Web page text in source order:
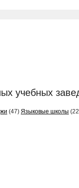
учебных
(47) Языковые школы